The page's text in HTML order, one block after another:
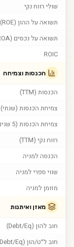
שולי רווח נקי
תשואה על ההון (ROE)
תשואה על נכסים (ROA)
ROIC
הכנסות וצמיחה
הכנסות (TTM)
צמיחת הכנסות (שנתי)
צמיחת הכנסות (5 שנים)
רווח נקי (TTM)
הכנסה למניה
שווי ספרי למניה
מזומן למניה
מאזן ואיתנות
חוב להון (Debt/Eq)
חוב ל״ט/הון (LT Debt/Eq)